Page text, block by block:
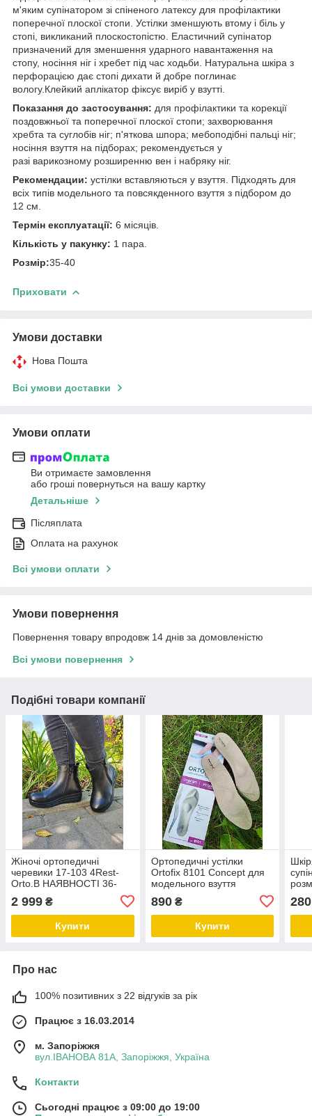
м'яким супінатором зі спіненого латексу для профілактики
поперечної плоскої стопи. Устілки зменшують втому і біль у
стопі, викликаний плоскостопістю. Еластичний супінатор
призначений для зменшення ударного навантаження на
стопу, носіння ніг і хребет під час ходьби. Натуральна шкіра з
перфорацією дає стопі дихати й добре поглинає
вологу.Клейкий аплікатор фіксує виріб у взутті.
Показання до застосування: для профілактики та корекції
поздовжньої та поперечної плоскої стопи; захворювання
хребта та суглобів ніг; п'яткова шпора; мебоподібні пальці ніг;
носіння взуття на підборах; рекомендується у
разі варикозному розширенню вен і набряку ніг.
Рекомендации: устілки вставляються у взуття. Підходять для
всіх типів модельного та повсякденного взуття з підбором до
12 см.
Термін експлуатації: 6 місяців.
Кількість у пакунку: 1 пара.
Розмір:35-40
Приховати
Умови доставки
Нова Пошта
Всі умови доставки
Умови оплати
Ви отримаєте замовлення
або гроші повернуться на вашу картку
Детальніше
Післяплата
Оплата на рахунок
Всі умови оплати
Умови повернення
Повернення товару впродовж 14 днів за домовленістю
Всі умови повернення
Подібні товари компанії
Жіночі ортопедичні
черевики 17-103 4Rest-
Orto.В НАЯВНОСТІ 36-
2 999 ₴
Купити
Ортопедичні устілки
Ortofix 8101 Concept для
модельного взуття
890₴
Купити
280
Про нас
100% позитивних з 22 відгуків за рік
Працює з 16.03.2014
м. Запоріжжя
вул.ІВАНОВА 81А, Запоріжжя, Україна
Контакти
Сьогодні працює з 09:00 до 19:00